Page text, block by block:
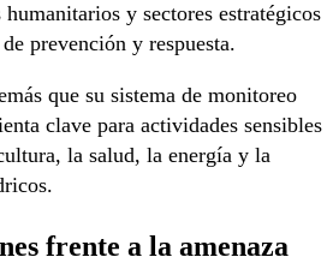
y sectores estratégicos
prevención y respuesta.
que su sistema de monitoreo
clave para actividades sensibles
la salud, la energía y la
frente a la amenaza